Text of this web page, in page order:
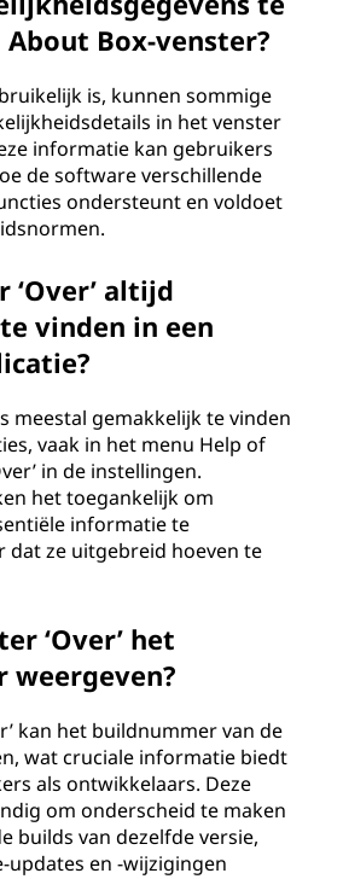
Box-venster?
is, kunnen sommige
in het venster
informatie kan gebruikers
de software verschillende
ondersteunt en voldoet
altijd
vinden in een
meestal gemakkelijk te vinden
vaak in het menu Help of
in de instellingen.
het toegankelijk om
informatie te
dat ze uitgebreid hoeven te
‘Over’ het
weergeven?
kan het buildnummer van de
wat cruciale informatie biedt
als ontwikkelaars. Deze
om onderscheid te maken
builds van dezelfde versie,
en -wijzigingen